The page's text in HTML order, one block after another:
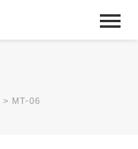
> MT-06